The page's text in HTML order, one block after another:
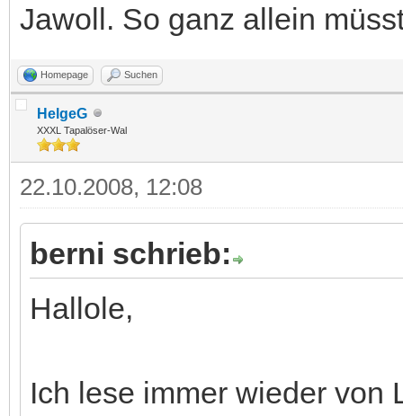
Jawoll. So ganz allein
Homepage Suchen
HelgeG
XXXL Tapalöser-Wal
22.10.2008, 12:08
berni schrieb:
Hallole,
Ich lese immer wieder von